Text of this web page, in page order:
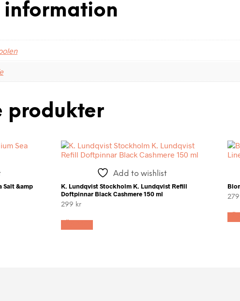
produkter
Salt &amp
Add to wishlist
K. Lundqvist Stockholm K. Lundqvist Refill
Doftpinnar Black Cashmere 150 ml
299 kr
279